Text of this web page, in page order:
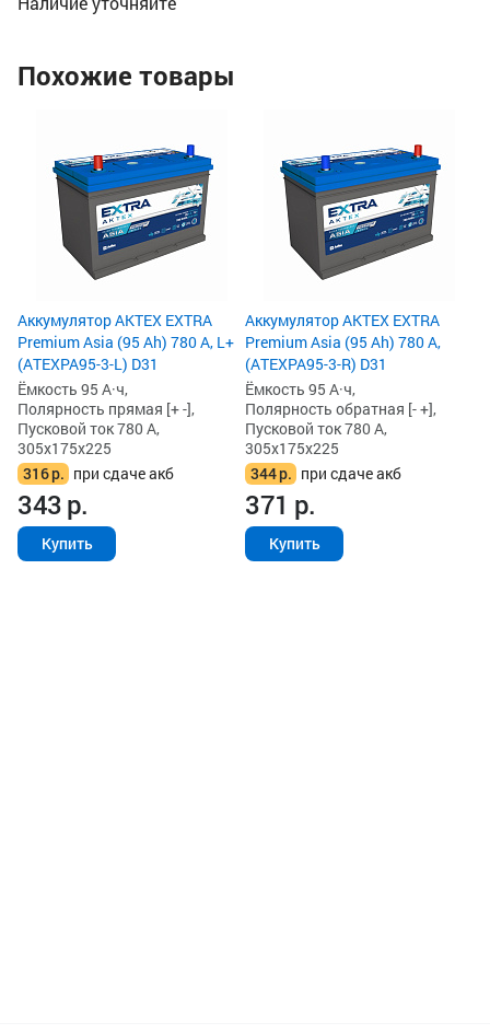
Похожие товары
Аккумулятор AKTEX EXTRA
Premium Asia (95 Ah) 780 А, L+
(ATEXPA95-3-L) D31
Ёмкость 95 А·ч,
Полярность прямая [+ -],
Пусковой ток 780 А,
305x175x225
316р. при сдаче акб
343р.
Купить
Аккумулятор AKTEX EXTRA
Premium Asia (95 Ah) 780 А,
(ATEXPA95-3-R) D31
Ёмкость 95 А·ч,
Полярность обратная [- +],
Пусковой ток 780 А,
305x175x225
344р. при сдаче акб
371 р.
Купить